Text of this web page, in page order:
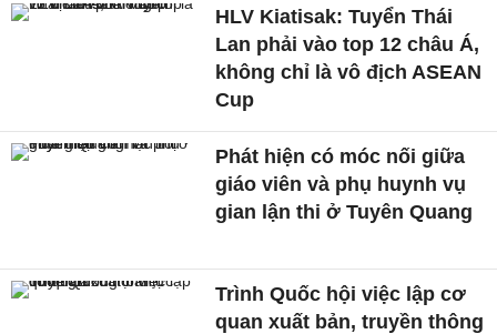
HLV Kiatisak: Tuyển Thái
Lan phải vào top 12 châu Á,
không chỉ là vô địch ASEAN
Cup
Phát hiện có móc nối giữa
giáo viên và phụ huynh vụ
gian lận thi ở Tuyên Quang
Trình Quốc hội việc lập cơ
quan xuất bản, truyền thông